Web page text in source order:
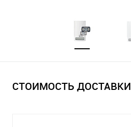
СТОИМОСТЬ ДОСТАВКИ